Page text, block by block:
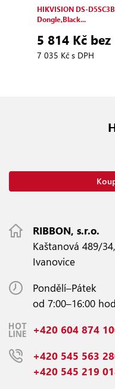
HIKVISION
Dongle,Black...
5 814 Kč bez
7 035 Kč s DPH
RIBBON, s.r.o.
Kaštanová 489/
Ivanovice
Pondělí–Pátek
od 7:00–16:00
+420 604 874
+420 545 563
+420 545 219